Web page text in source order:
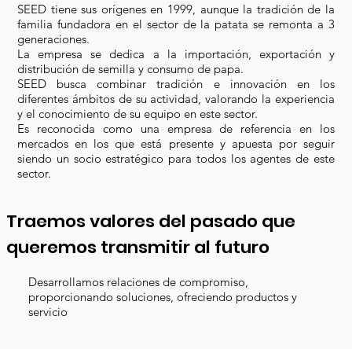
SEED tiene sus orígenes en 1999, aunque la tradición de la
familia fundadora en el sector de la patata se remonta a 3
generaciones.
La empresa se dedica a la importación, exportación y
distribución de semilla y consumo de papa.
SEED busca combinar tradición e innovación en los
diferentes ámbitos de su actividad, valorando la experiencia
y el conocimiento de su equipo en este sector.
Es reconocida como una empresa de referencia en los
mercados en los que está presente y apuesta por seguir
siendo un socio estratégico para todos los agentes de este
sector.
Desarrollamos relaciones de compromiso,
proporcionando soluciones, ofreciendo productos y
servicio
Traemos valores del pasado que
queremos transmitir al futuro